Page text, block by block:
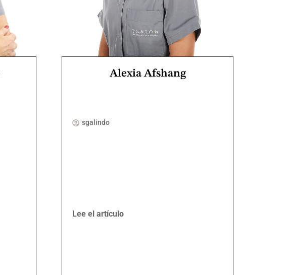
Alexia Afshang
sgalindo
Lee el artículo